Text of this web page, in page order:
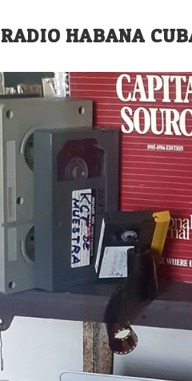
RADIO HABANA